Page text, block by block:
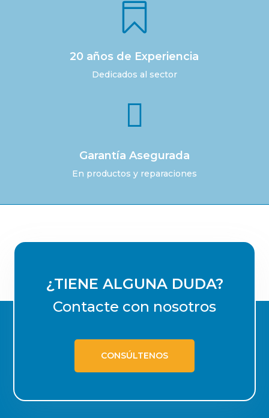

20 años de Experiencia
Dedicados al sector

Garantía Asegurada
En productos y reparaciones
¿TIENE ALGUNA DUDA?
Contacte con nosotros
CONSÚLTENOS